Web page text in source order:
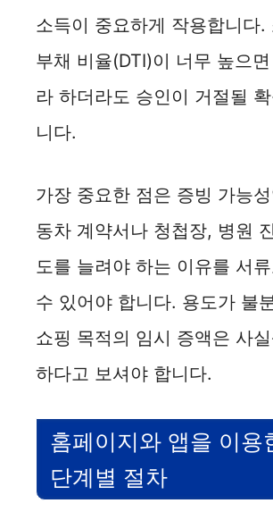
소득이 중요하게 작용합니다.
부채 비율(DTI)이 너무 높으
라 하더라도 승인이 거절될
니다.
가장 중요한 점은 증빙 가능
동차 계약서나 청첩장, 병원
도를 늘려야 하는 이유를 서
수 있어야 합니다. 용도가 불
쇼핑 목적의 임시 증액은 사
하다고 보셔야 합니다.
홈페이지와 앱을 이용
단계별 절차